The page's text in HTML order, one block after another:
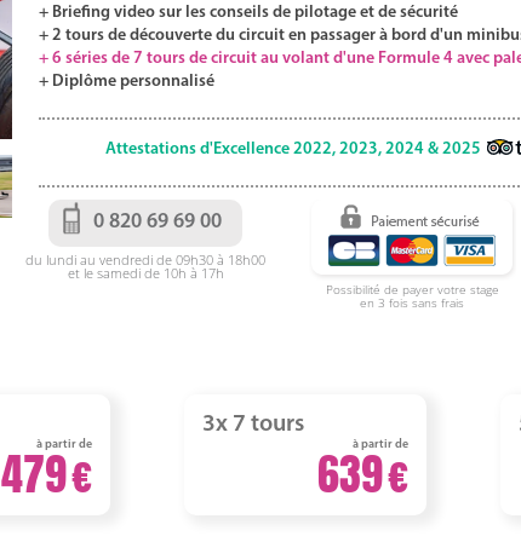
+ Briefing video sur les conseils de pilotage et de sécurité
+ 2 tours de découverte du circuit en passager à bord d'un
+ 6 séries de 7 tours de circuit au volant d'une Formule 4 avec
+ Diplôme personnalisé
Attestations d'Excellence 2022, 2023, 2024 & 2025
0 820 69 69 00
du lundi au vendredi de 09h30 à 18h00
et le samedi de 10h à 17h
Possibilité de payer votre stage
en 3 fois sans frais
à partir de
479
3x 7 tours
à partir de
639